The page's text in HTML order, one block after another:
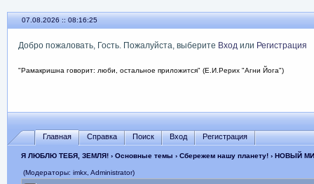
07.08.2026 :: 08:16:26
Добро пожаловать, Гость. Пожалуйста, выберите Входили Регистрация
"Рамакришна говорит: люби, остальное приложится" (Е.И.Рерих "Агни Йога")
Главная Справка Поиск Вход Регистрация
Я ЛЮБЛЮ ТЕБЯ, ЗЕМЛЯ!› Основные темы › Сбережем нашу планету!› НОВЫЙ
(Модераторы: imkx, Administrator)